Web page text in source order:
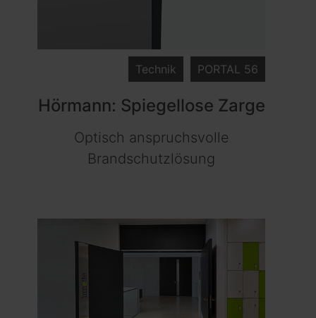
PORTAL 56
Technik
Hörmann: Spiegellose Zarge
Optisch anspruchsvolle
Brandschutzlösung